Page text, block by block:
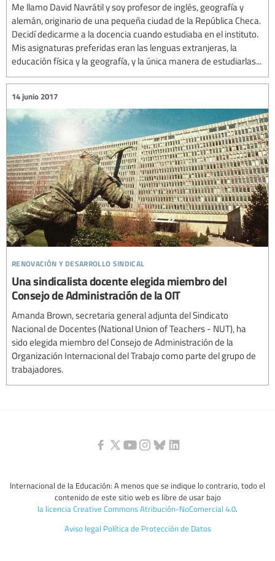
Me llamo David Navrátil y soy profesor de inglés, geografía y
alemán, originario de una pequeña ciudad de la República Checa.
Decidí dedicarme a la docencia cuando estudiaba en el instituto.
Mis asignaturas preferidas eran las lenguas extranjeras, la
educación física y la geografía, y la única manera de estudiarlas...
renovación y desarrollo sindical
14 junio 2017
Una sindicalista docente elegida miembro del
Consejo de Administración de la OIT
Amanda Brown, secretaria general adjunta del Sindicato
Nacional de Docentes (National Union of Teachers - NUT), ha
sido elegida miembro del Consejo de Administración de la
Organización Internacional del Trabajo como parte del grupo de
trabajadores.
Internacional de la Educación: A menos que se indique lo contrario, todo el
contenido de este sitio web es libre de usar bajo
la licencia Creative Commons Atribución-NoComercial 4.0.
Aviso legal Política de Protección de Datos